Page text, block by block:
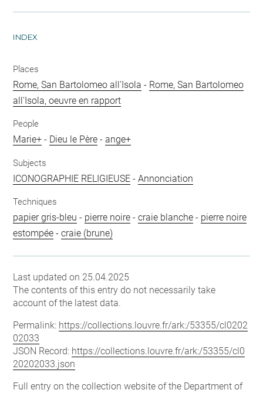
INDEX
Places
Rome, San Bartolomeo all'Isola - Rome, San Bartolomeo
all'Isola, oeuvre en rapport
People
Marie+ - Dieu le Père -ange+
Subjects
ICONOGRAPHIE RELIGIEUSE -Annonciation
Techniques
papier gris-bleu - pierre noire -craie blanche - pierre noire
estompée -craie (brune)
Last updated on 25.04.2025
The contents of this entry do not necessarily take
account of the latest data.
Permalink: https://collections.louvre.fr/ark:/53355/cl0202
02033
JSON Record: https://collections.louvre.fr/ark:/53355/cl0
20202033.json
Full entry on the collection website of the Department of